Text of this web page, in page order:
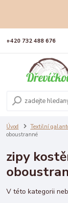
+420 732 488 676
Úvod Textilní
oboustranné
zipy
V této kategorii